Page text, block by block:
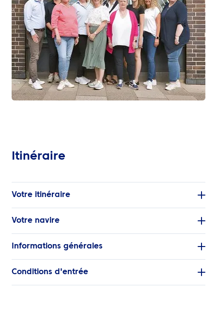
Itinéraire
Votre itinéraire
Votre navire
Informations générales
Conditions d'entrée